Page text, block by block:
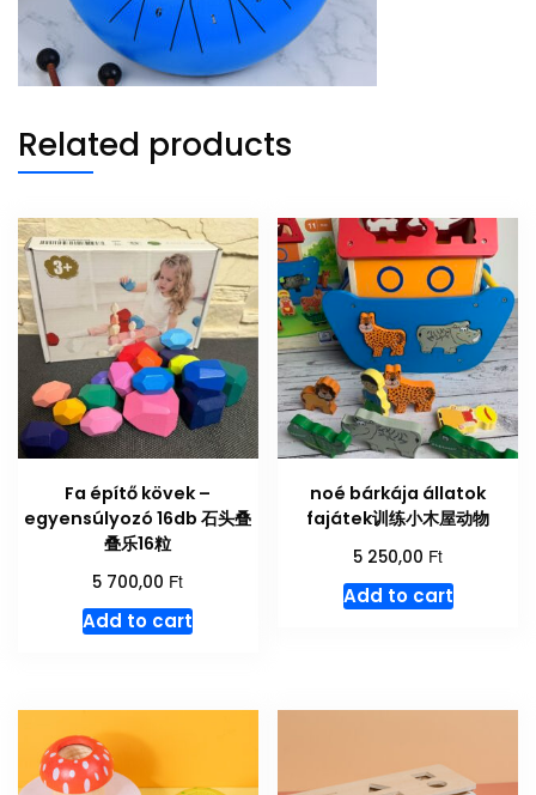
Related products
Fa építő kövek –
egyensúlyozó 16db 石头叠
叠乐16粒
5 700,00 Ft
Add to cart
noé bárkája állatok
fajátek训练小木屋动物
5 250,00 Ft
Add to cart